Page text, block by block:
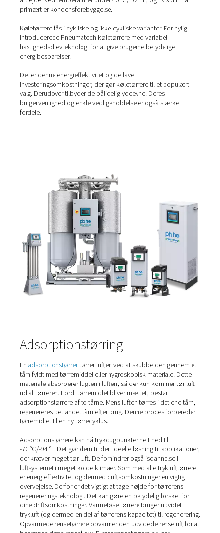
Kølemiddeltørrere
kølelufttørrerer afhængig af et kølesystem til at
trykluften til ca. 3-4 °C/40 °F. Som følge heraf
i luften og kan aftappes. De er den rigtige løsning, hvis
arbejder ved temperaturer under 40 °C/104 °F, og hvis
primært er kondensforebyggelse.
Køletørrere fås i cykliske og ikke-cykliske varianter. For
introducerede Pneumatech køletørrere med variabel
Det er denne energieffektivitet og de lave
valg. Derudover tilbyder de pålidelig ydeevne. Deres
brugervenlighed og enkle vedligeholdelse er også
fordele.